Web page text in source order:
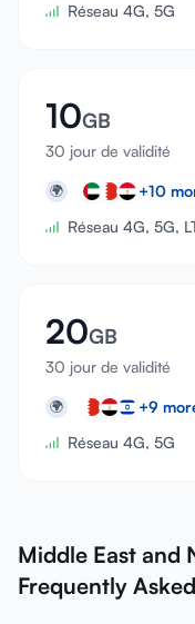
Réseau 4G, 5G
10GB
30 jour de validité
🌍 +10
Réseau 4G, 5G,
20GB
30 jour de validité
🌍 +9
Réseau 4G, 5G
Middle East and
Frequently